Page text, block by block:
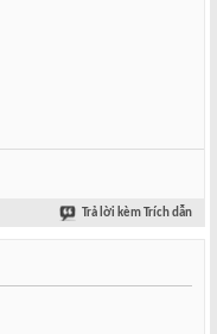
Trả lời kèm Trích dẫn